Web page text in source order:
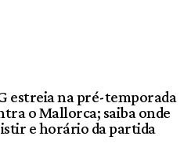
estreia na pré-temporada
o Mallorca; saiba onde
e horário da partida